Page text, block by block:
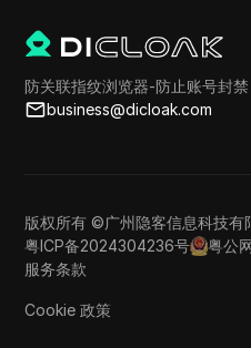
防关联指纹浏览器-防止账号封
business@dicloak.com
版权所有 ©广州隐客信息科技有
粤ICP备2024304236号
粤公
服务条款
Cookie 政策